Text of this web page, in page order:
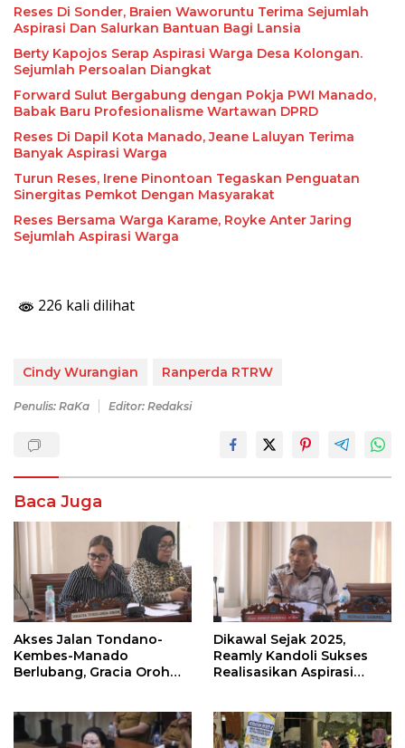
Reses Di Sonder, Braien Waworuntu Terima Sejumlah
Aspirasi Dan Salurkan Bantuan Bagi Lansia
Berty Kapojos Serap Aspirasi Warga Desa Kolongan.
Sejumlah Persoalan Diangkat
Forward Sulut Bergabung dengan Pokja PWI Manado,
Babak Baru Profesionalisme Wartawan DPRD
Reses Di Dapil Kota Manado, Jeane Laluyan Terima
Banyak Aspirasi Warga
Turun Reses, Irene Pinontoan Tegaskan Penguatan
Sinergitas Pemkot Dengan Masyarakat
Reses Bersama Warga Karame, Royke Anter Jaring
Sejumlah Aspirasi Warga
226 kali dilihat
Cindy Wurangian Ranperda RTRW
Penulis: RaKa Editor: Redaksi
Baca Juga
Akses Jalan Tondano-
Kembes-Manado
Berlubang, Gracia Oroh
Dikawal Sejak 2025,
Reamly Kandoli Sukses
Realisasikan Aspirasi
Tahun Depan